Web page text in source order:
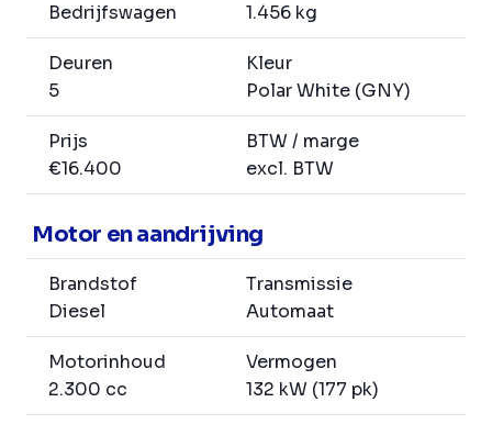
Bedrijfswagen
1.456 kg
Deuren
5
Kleur
Polar White (GNY)
Prijs
€16.400
BTW / marge
excl. BTW
Motor en aandrijving
Brandstof
Diesel
Transmissie
Automaat
Motorinhoud
2.300 cc
Vermogen
132 kW (177 pk)